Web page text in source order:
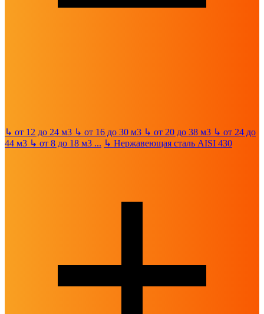
↳ от 12 до 24 м3 ↳ от 16 до 30 м3 ↳ от 20 до 38 м3 ↳ от 24 до
44 м3 ↳ от 8 до 18 м3 ... ↳ Нержавеющая сталь AISI 430